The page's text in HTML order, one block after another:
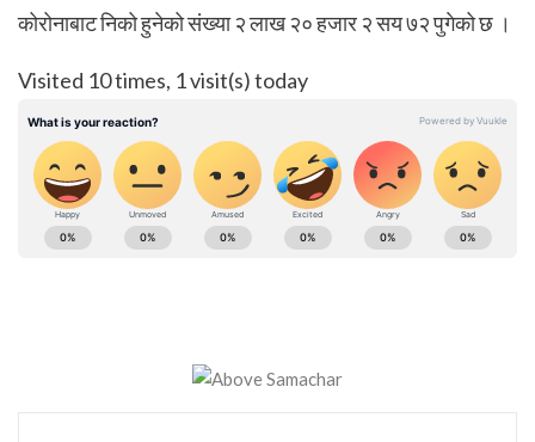
कोरोनाबाट निको हुनेको संख्या २ लाख २० हजार २ सय ७२ पुगेको छ ।
Visited 10 times, 1 visit(s) today